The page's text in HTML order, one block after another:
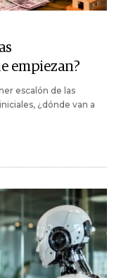
empiezan?
escalón de las
¿dónde van a